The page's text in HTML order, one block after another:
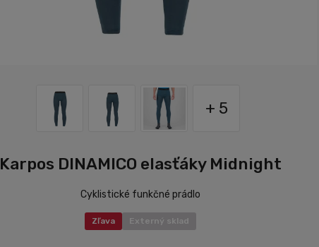
+ 5
Karpos DINAMICO elasťáky Midnight
Cyklistické funkčné prádlo
Zľava Externý sklad